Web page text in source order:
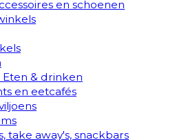
en schoenen
& drinken
en eetcafés
take away's, snackbars